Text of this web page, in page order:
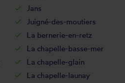
Jans
Juigné-des-moutiers
La bernerie-en-retz
La chapelle-basse-mer
La chapelle-glain
La chapelle-launay